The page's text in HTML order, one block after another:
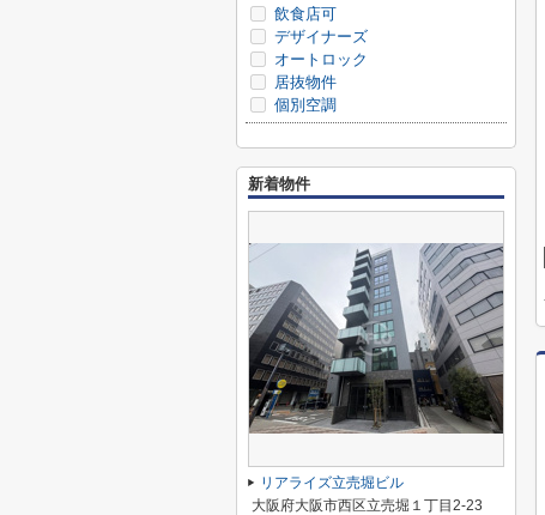
飲食店可
デザイナーズ
オートロック
居抜物件
個別空調
新着物件
リアライズ立売堀ビル
大阪府大阪市西区立売堀１丁目2-23